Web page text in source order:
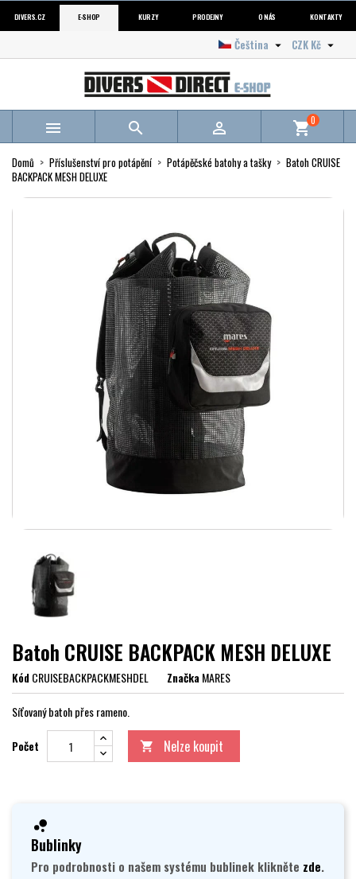
DIVERS.CZ E-SHOP KURZY PRODEJNY O NÁS KONTAKTY
CZK Kč 
Čeština 
   shopping_cart0
Domů Příslušenství pro potápění Potápěčské batohy a tašky
Batoh CRUISE
BACKPACK MESH DELUXE
Batoh CRUISE BACKPACK MESH DELUXE
KódCRUISEBACKPACKMESHDEL ZnačkaMARES
Síťovaný batoh přes rameno.
Počet  Nelze koupit
Bublinky
Pro podrobnosti o našem systému bublinek klikněte zde.